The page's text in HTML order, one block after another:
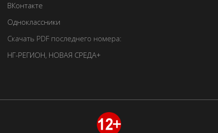
ВКонтакте
Одноклассники
Скачать PDF последнего номера:
НГ-РЕГИОН, НОВАЯ СРЕДА+